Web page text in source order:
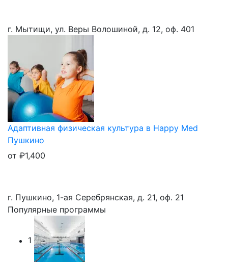
г. Мытищи, ул. Веры Волошиной, д. 12, оф. 401
Адаптивная физическая культура в Happy Med
Пушкино
от ₽1,400
г. Пушкино, 1-ая Серебрянская, д. 21, оф. 21
Популярные программы
1